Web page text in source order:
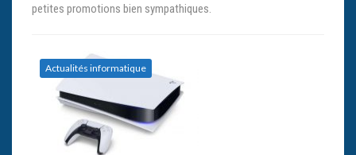
petites promotions bien sympathiques.
Actualités informatique